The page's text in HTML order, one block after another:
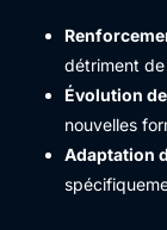
détriment
Évolution
nouvelles
Adaptation